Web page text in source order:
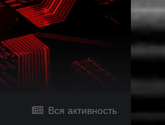
Вся активность